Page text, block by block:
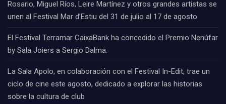
Rosario, Miguel Ríos, Leire Martínez y otros grandes artistas se
unen al Festival Mar d’Estiu del 31 de julio al 17 de agosto
El Festival Terramar CaixaBank ha concedido el Premio Nenúfar
by Sala Joiers a Sergio Dalma.
La Sala Apolo, en colaboración con el Festival In-Edit, trae un
ciclo de cine este agosto, dedicado a explorar las historias
sobre la cultura de club